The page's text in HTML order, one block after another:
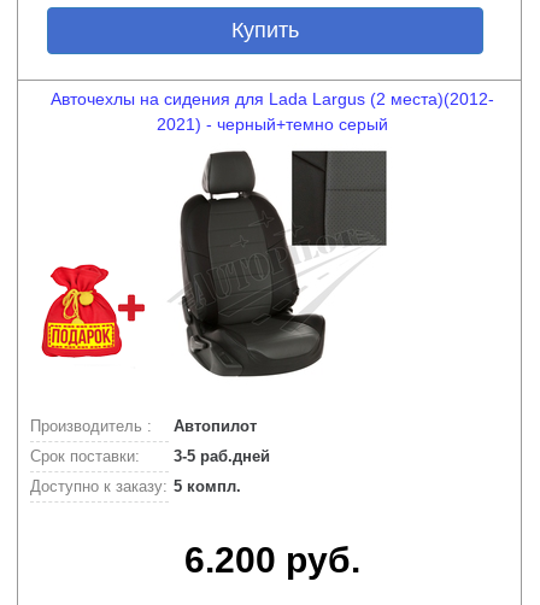
Купить
Авточехлы на сидения для Lada Largus (2 места)(2012-
2021) - черный+темно серый
Производитель :
Автопилот
Срок поставки:
3-5 раб.дней
Доступно к заказу: 5 компл.
6.200 руб.